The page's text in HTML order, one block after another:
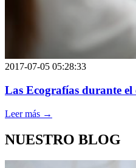
2017-07-05 05:28:33
Las Ecografías durante el
Leer más →
NUESTRO BLOG